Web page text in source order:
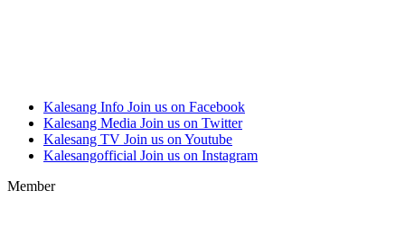
Kalesang Info Join us on Facebook
Kalesang Media Join us on Twitter
Kalesang TV Join us on Youtube
Kalesangofficial Join us on Instagram
Member